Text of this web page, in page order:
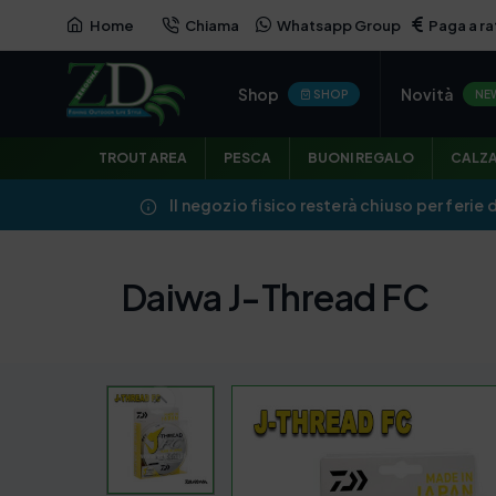
Home Chiama Whatsapp Group Paga a
Shop SHOP Novità
TROUT AREA PESCA BUONI REGALO
Il negozio fisico resterà chiuso per ferie
Daiwa J-Thread FC